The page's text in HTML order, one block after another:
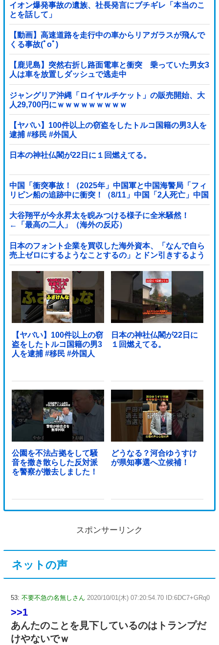
イオン爆発事故の遺族、社長発言にブチギレ「本当のこ
とを話して」
【動画】高速道路を走行中の車からリアガラスが飛んで
くる事故(ﾟoﾟ)
【鹿児島】突然右折し路面電車と衝突 乗っていた男女3
人は車を放置しダッシュで逃走中
ジャングリア沖縄「ロイヤルチケット」の販売開始、大
人29,700円にｗｗｗｗｗｗｗｗｗ
【ヤバい】100件以上の窃盗をしたトルコ国籍の男3人を
逮捕 #移民 #外国人
日本の神社仏閣が22日に１回燃えてる。
中国「衝突事故！（2025年」中国軍と中国海警局「フィ
リピン船の追跡中に衝突！（8/11」中国「2人死亡」中国
政府「1年間隠蔽」日本「隠蔽された事実報道！（2026
年」→
大谷翔平が今永昇太を睨みつける様子に全米騒然！
←「最高の二人」（海外の反応）
日本のフォント企業を買収した海外資本、「なんで自ら
売上ゼロにするようなことするの」とドン引きするよう
な方針転換を……他
【ヤバい】100件以上の窃
盗をしたトルコ国籍の男3
人を逮捕 #移民 #外国人
日本の神社仏閣が22日に
１回燃えてる。
公園を不法占拠をして騒
音を撒き散らした反対派
を警察が撤去しました！
どうなる？河合ゆうすけ
が県知事選へ立候補！
スポンサーリンク
ネットの声
53: 不要不急の名無しさん 2020/10/01(木) 07:20:54.70 ID:6DC7+GRq0
>>1
あんたのことを見下しているのはトランプだ
けやないでｗ